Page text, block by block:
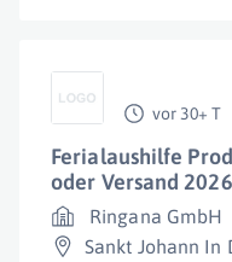
vor 30+ T
Ferialaushilfe
oder Versand
Ringana GmbH
Sankt Johann In